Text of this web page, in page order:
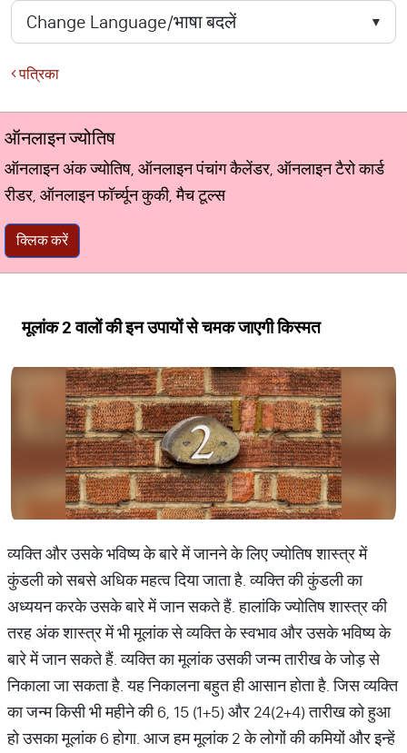
पत्रिका
ऑनलाइन ज्योतिष
ऑनलाइन अंक ज्योतिष, ऑनलाइन पंचांग कैलेंडर, ऑनलाइन टैरो कार्ड
रीडर, ऑनलाइन फॉर्च्यून कुकी, मैच टूल्स
क्लिक करें
मूलांक 2 वालों की इन उपायों से चमक जाएगी किस्मत
व्यक्ति और उसके भविष्य के बारे में जानने के लिए ज्योतिष शास्त्र में
कुंडली को सबसे अधिक महत्व दिया जाता है. व्यक्ति की कुंडली का
अध्ययन करके उसके बारे में जान सकते हैं. हालांकि ज्योतिष शास्त्र की
तरह अंक शास्त्र में भी मूलांक से व्यक्ति के स्वभाव और उसके भविष्य के
बारे में जान सकते हैं. व्यक्ति का मूलांक उसकी जन्म तारीख के जोड़ से
निकाला जा सकता है. यह निकालना बहुत ही आसान होता है. जिस व्यक्ति
का जन्म किसी भी महीने की 6, 15 (1+5) और 24(2+4) तारीख को हुआ
हो उसका मूलांक 6 होगा. आज हम मूलांक 2 के लोगों की कमियों और इन्हें